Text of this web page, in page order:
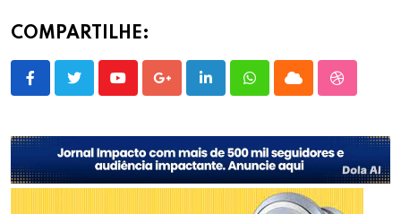
COMPARTILHE:
YoutubeGoogle+LinkedInWhatsappCloud